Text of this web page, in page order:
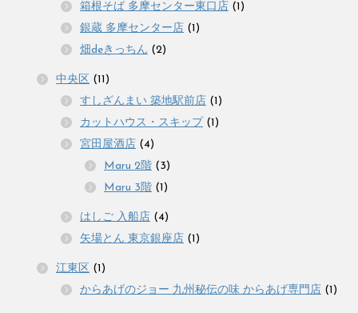
箱根そば 多摩センター東口店 (1)
銀蔵 多摩センター店 (1)
畑deきっちん (2)
中央区 (11)
すしざんまい 築地駅前店 (1)
カットハウス・スキップ (1)
宮田屋酒店 (4)
Maru 2階 (3)
Maru 3階 (1)
はしご 入船店 (4)
矢場とん 東京銀座店 (1)
江東区 (1)
からあげのジョー 九州秘伝の味 からあげ専門店 (1)